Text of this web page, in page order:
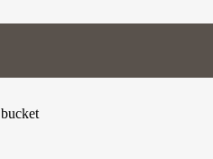
bucket